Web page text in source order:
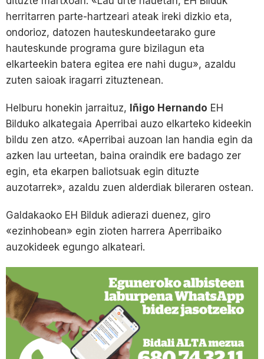
herritarren parte-hartzeari ateak ireki dizkio eta,
ondorioz, datozen hauteskundeetarako gure
hauteskunde programa gure bizilagun eta
elkarteekin batera egitea ere nahi dugu», azaldu
zuten saioak iragarri zituztenean.
Helburu honekin jarraituz, Iñigo Hernando EH
Bilduko alkategaia Aperribai auzo elkarteko kideekin
bildu zen atzo. «Aperribai auzoan lan handia egin da
azken lau urteetan, baina oraindik ere badago zer
egin, eta ekarpen baliotsuak egin dituzte
auzotarrek», azaldu zuen alderdiak bileraren ostean.
Galdakaoko EH Bilduk adierazi duenez, giro
«ezinhobean» egin zioten harrera Aperribaiko
auzokideek egungo alkateari.